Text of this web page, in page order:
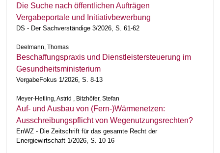
Die Suche nach öffentlichen Aufträgen
Vergabeportale und Initiativbewerbung
DS - Der Sachverständige 3/2026, S. 61-62
Deelmann, Thomas
Beschaffungspraxis und Dienstleistersteuerung im
Gesundheitsministerium
VergabeFokus 1/2026, S. 8-13
Meyer-Hetling, Astrid , Bitzhöfer, Stefan
Auf- und Ausbau von (Fern-)Wärmenetzen:
Ausschreibungspflicht von Wegenutzungsrechten?
EnWZ - Die Zeitschrift für das gesamte Recht der
Energiewirtschaft 1/2026, S. 10-16